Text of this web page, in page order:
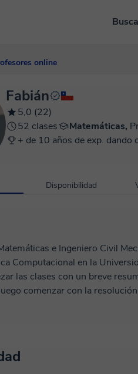
online
Fabián
5,0 (22)
52 clases
Matemáticas,
+ de 10 años de exp. dando
Disponibilidad
e Ingeniero Civil
en la Universidad de Porto,
las clases con un breve
comenzar con la
y hacer consultas.
mis conocimientos de